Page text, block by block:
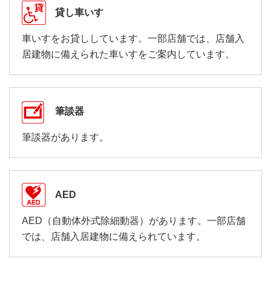
貸し車いす
車いすをお貸ししています。一部店舗では、店舗入
居建物に備えられた車いすをご案内しています。
筆談器
筆談器があります。
AED
AED（自動体外式除細動器）があります。一部店舗
では、店舗入居建物に備えられています。